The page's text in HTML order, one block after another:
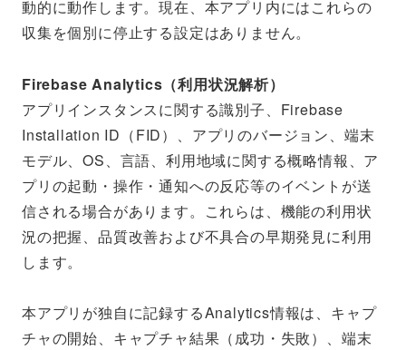
動的に動作します。現在、本アプリ内にはこれらの
収集を個別に停止する設定はありません。
Firebase Analytics（利用状況解析）
アプリインスタンスに関する識別子、Firebase
Installation ID（FID）、アプリのバージョン、端末
モデル、OS、言語、利用地域に関する概略情報、ア
プリの起動・操作・通知への反応等のイベントが送
信される場合があります。これらは、機能の利用状
況の把握、品質改善および不具合の早期発見に利用
します。
本アプリが独自に記録するAnalytics情報は、キャプ
チャの開始、キャプチャ結果（成功・失敗）、端末